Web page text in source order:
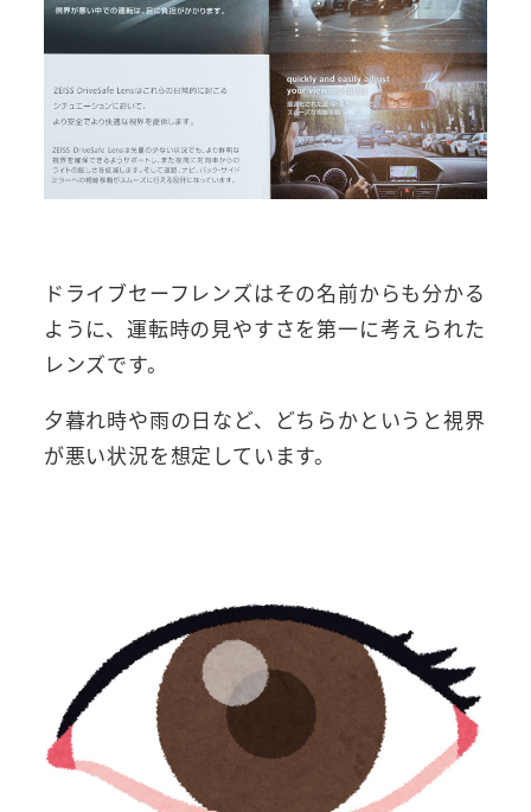
ドライブセーフレンズはその名前からも分かる
ように、運転時の見やすさを第一に考えられた
レンズです。
夕暮れ時や雨の日など、どちらかというと視界
が悪い状況を想定しています。